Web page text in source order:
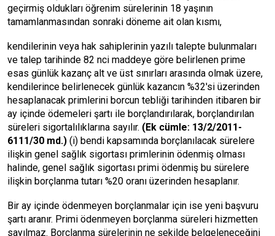
geçirmiş oldukları öğrenim sürelerinin 18 yaşının
tamamlanmasından sonraki döneme ait olan kısmı,
kendilerinin veya hak sahiplerinin yazılı talepte bulunmaları
ve talep tarihinde 82 nci maddeye göre belirlenen prime
esas günlük kazanç alt ve üst sınırları arasında olmak üzere,
kendilerince belirlenecek günlük kazancın %32'si üzerinden
hesaplanacak primlerini borcun tebliği tarihinden itibaren bir
ay içinde ödemeleri şartı ile borçlandırılarak, borçlandırılan
süreleri sigortalılıklarına sayılır. (Ek cümle: 13/2/2011-
6111/30 md.) (i) bendi kapsamında borçlanılacak sürelere
ilişkin genel sağlık sigortası primlerinin ödenmiş olması
halinde, genel sağlık sigortası primi ödenmiş bu sürelere
ilişkin borçlanma tutarı %20 oranı üzerinden hesaplanır.
Bir ay içinde ödenmeyen borçlanmalar için ise yeni başvuru
şartı aranır. Primi ödenmeyen borçlanma süreleri hizmetten
sayılmaz. Borçlanma sürelerinin ne şekilde belgeleneceğini